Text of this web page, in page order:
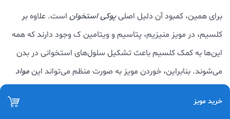
برای همین، کمبود آن دلیل اصلیپوکی استخوان است. علاوه بر
کلسیم، در مویز منیزیم، پتاسیم و ویتامین ک وجود دارند که همه
این‌ها به کمک کلسیم باعث تشکیل سلول‌های استخوانی در بدن
می‌شوند. بنابراین، خوردن مویز به صورت منظم می‌تواند اینمواد
تامین کند و بروز و ریسک پوکی استخوان را کاهش دهد.
خرید مویز